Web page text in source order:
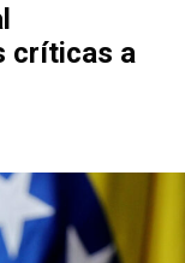
críticas a